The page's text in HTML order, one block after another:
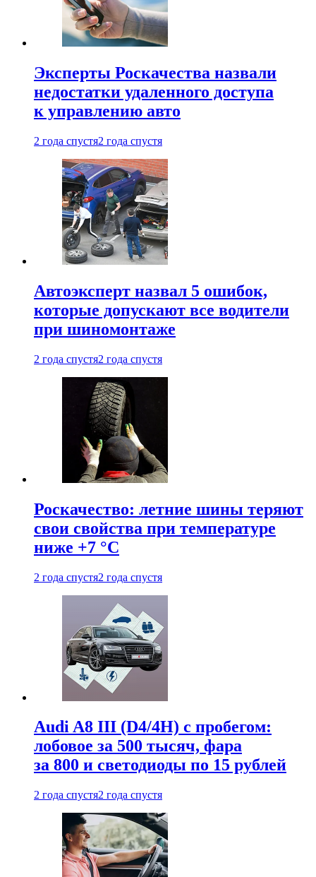
Эксперты Роскачества назвали
недостатки удаленного доступа
к управлению авто
2 года спустя2 года спустя
Автоэксперт назвал 5 ошибок,
которые допускают все водители
при шиномонтаже
2 года спустя2 года спустя
Роскачество: летние шины теряют
свои свойства при температуре
ниже +7 °C
2 года спустя2 года спустя
Audi A8 III (D4/4H) c пробегом:
лобовое за 500 тысяч, фара
за 800 и светодиоды по 15 рублей
2 года спустя2 года спустя